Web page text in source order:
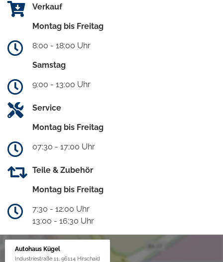
Verkauf
Montag bis Freitag
8:00 - 18:00 Uhr
Samstag
9:00 - 13:00 Uhr
Service
Montag bis Freitag
07:30 - 17:00 Uhr
Teile & Zubehör
Montag bis Freitag
7:30 - 12:00 Uhr
13:00 - 16:30 Uhr
Autohaus Kügel
Industriestraße 11, 96114 Hirschaid